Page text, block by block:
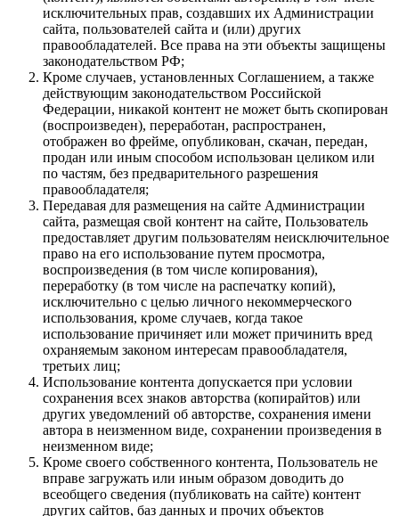
исключительных прав, создавших их Администрации
сайта, пользователей сайта и (или) других
правообладателей. Все права на эти объекты защищены
законодательством РФ;
Кроме случаев, установленных Соглашением, а также
действующим законодательством Российской
Федерации, никакой контент не может быть скопирован
(воспроизведен), переработан, распространен,
отображен во фрейме, опубликован, скачан, передан,
продан или иным способом использован целиком или
по частям, без предварительного разрешения
правообладателя;
Передавая для размещения на сайте Администрации
сайта, размещая свой контент на сайте, Пользователь
предоставляет другим пользователям неисключительное
право на его использование путем просмотра,
воспроизведения (в том числе копирования),
переработку (в том числе на распечатку копий),
исключительно с целью личного некоммерческого
использования, кроме случаев, когда такое
использование причиняет или может причинить вред
охраняемым законом интересам правообладателя,
третьих лиц;
Использование контента допускается при условии
сохранения всех знаков авторства (копирайтов) или
других уведомлений об авторстве, сохранения имени
автора в неизменном виде, сохранении произведения в
неизменном виде;
Кроме своего собственного контента, Пользователь не
вправе загружать или иным образом доводить до
всеобщего сведения (публиковать на сайте) контент
других сайтов, баз данных и прочих объектов